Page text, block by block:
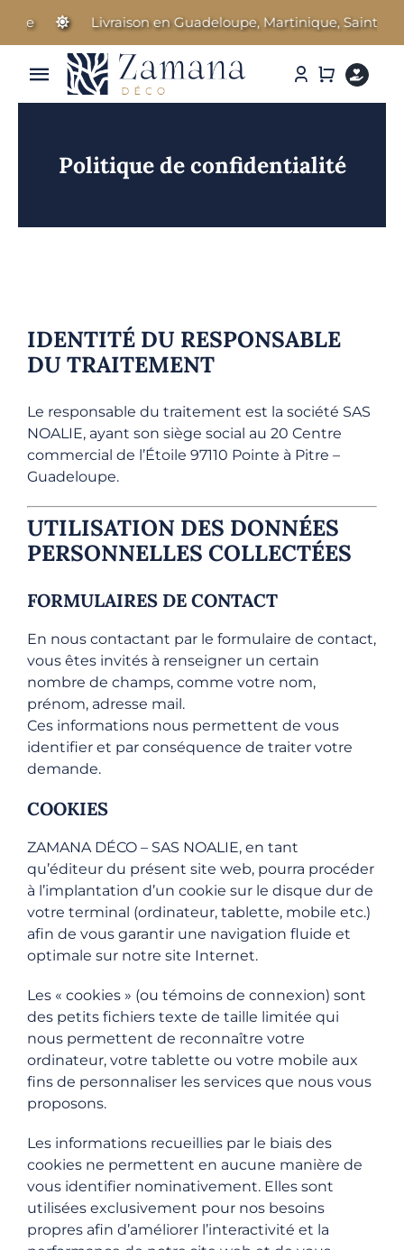
Livraison en Guadeloupe, Martinique, Saint-
Toggle
Parfums d’ambiance
Cosmétiques Bien-être
Idées Cadeaux
Politique de confidentialité
IDENTITÉ DU RESPONSABLE
DU TRAITEMENT
Le responsable du traitement est la société SAS
NOALIE, ayant son siège social au 20 Centre
commercial de l’Étoile 97110 Pointe à Pitre –
Guadeloupe.
UTILISATION DES DONNÉES
PERSONNELLES COLLECTÉES
FORMULAIRES DE CONTACT
En nous contactant par le formulaire de contact,
vous êtes invités à renseigner un certain
nombre de champs, comme votre nom,
prénom, adresse mail.
Ces informations nous permettent de vous
identifier et par conséquence de traiter votre
demande.
COOKIES
ZAMANA DÉCO – SAS NOALIE, en tant
qu’éditeur du présent site web, pourra procéder
à l’implantation d’un cookie sur le disque dur de
votre terminal (ordinateur, tablette, mobile etc.)
afin de vous garantir une navigation fluide et
optimale sur notre site Internet.
Les « cookies » (ou témoins de connexion) sont
des petits fichiers texte de taille limitée qui
nous permettent de reconnaître votre
ordinateur, votre tablette ou votre mobile aux
fins de personnaliser les services que nous vous
proposons.
Les informations recueillies par le biais des
cookies ne permettent en aucune manière de
vous identifier nominativement. Elles sont
utilisées exclusivement pour nos besoins
propres afin d’améliorer l’interactivité et la